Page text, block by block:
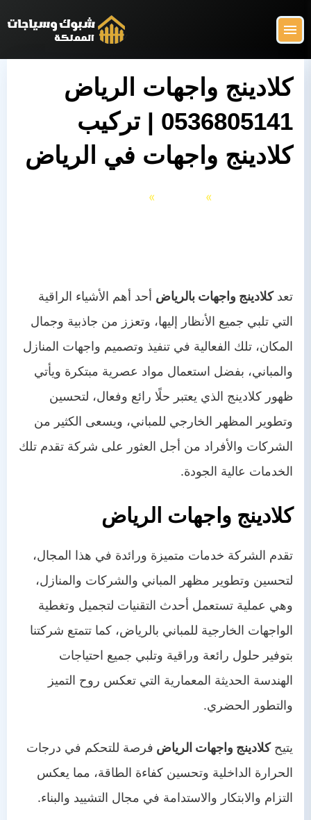
إلى
المحتوى
القائمة
البحث
عن:
شبوك وسياجات المملكة
البرجولات
اتصل بنا
كلادينج واجهات الرياض
0536805141 | تركيب
كلادينج واجهات في الرياض
تعدكلادينج واجهات بالرياض أحد أهم الأشياء الراقية
التي تلبي جميع الأنظار إليها، وتعزز من جاذبية وجمال
المكان، تلك الفعالية في تنفيذ وتصميم واجهات المنازل
والمباني، بفضل استعمال مواد عصرية مبتكرة ويأتي
ظهور كلادينج الذي يعتبر حلًا رائع وفعال، لتحسين
وتطوير المظهر الخارجي للمباني، ويسعى الكثير من
الشركات والأفراد من أجل العثور على شركة تقدم تلك
الخدمات عالية الجودة.
كلادينج واجهات الرياض
تقدم الشركة خدمات متميزة ورائدة في هذا المجال،
لتحسين وتطوير مظهر المباني والشركات والمنازل،
وهي عملية تستعمل أحدث التقنيات لتجميل وتغطية
الواجهات الخارجية للمباني بالرياض، كما تتمتع شركتنا
بتوفير حلول رائعة وراقية وتلبي جميع احتياجات
الهندسة الحديثة المعمارية التي تعكس روح التميز
والتطور الحضري.
يتيحكلادينج واجهات الرياض فرصة للتحكم في درجات
الحرارة الداخلية وتحسين كفاءة الطاقة، مما يعكس
التزام والابتكار والاستدامة في مجال التشييد والبناء.